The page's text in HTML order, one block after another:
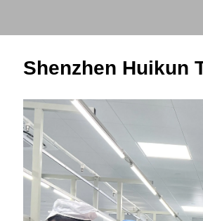
Shenzhen Huikun